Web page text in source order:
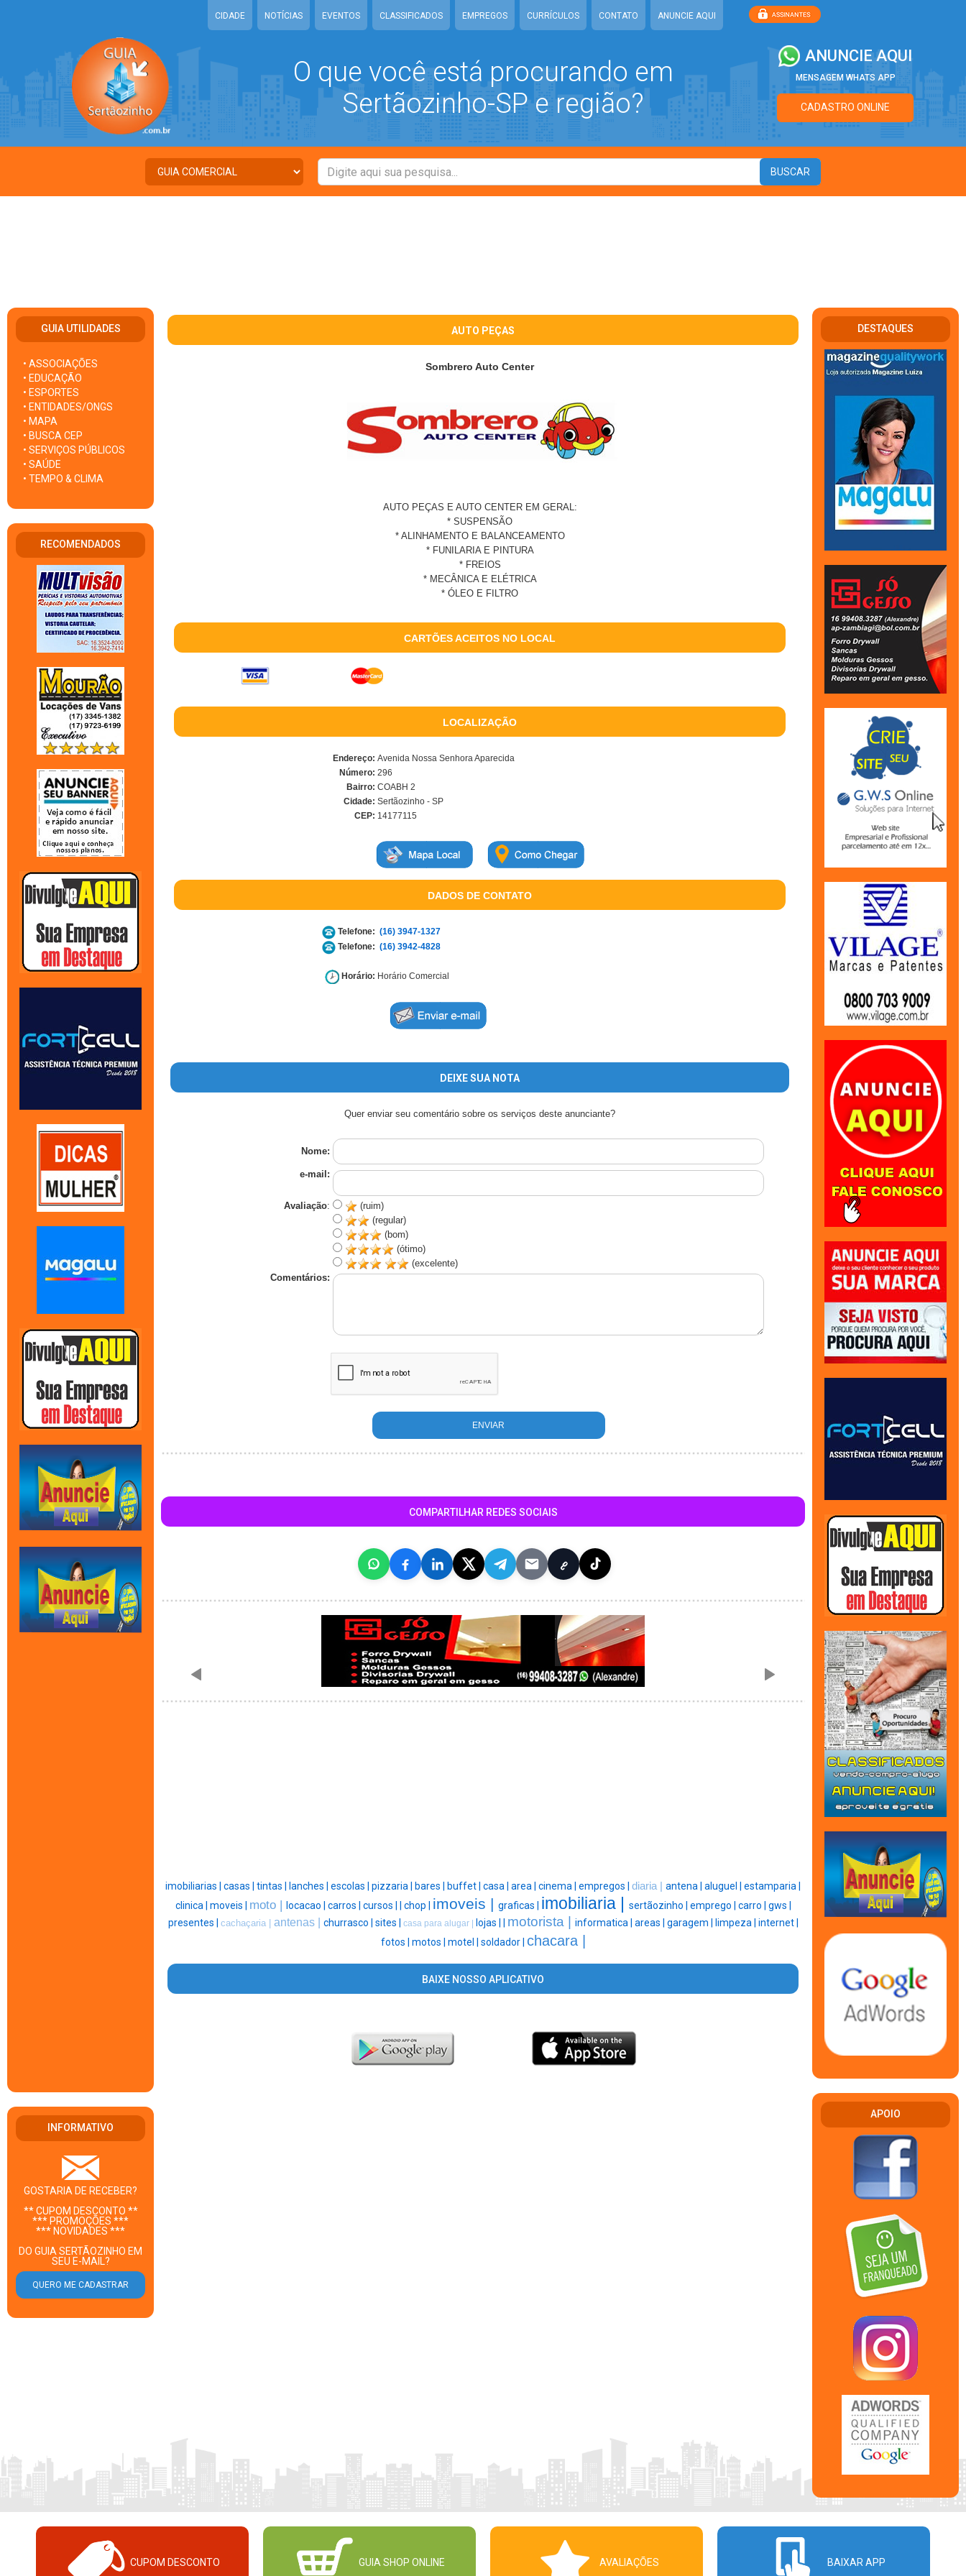
CIDADE NOTÍCIAS EVENTOS CLASSIFICADOS EMPREGOS CURRÍCULOS CONTATO ANUNCIE AQUI
O que você está procurando em
Sertãozinho-SP e região?
ANUNCIE AQUI
MENSAGEM WHATS APP
CADASTRO ONLINE
GUIA UTILIDADES
• ASSOCIAÇÕES
• EDUCAÇÃO
• ESPORTES
• ENTIDADES/ONGS
• MAPA
• BUSCA CEP
• SERVIÇOS PÚBLICOS
• SAÚDE
• TEMPO & CLIMA
RECOMENDADOS
INFORMATIVO
GOSTARIA DE RECEBER?
** CUPOM DESCONTO **
*** PROMOÇÕES ***
*** NOVIDADES ***
DO GUIA SERTÃOZINHO EM
SEU E-MAIL?
AUTO PEÇAS
Sombrero Auto Center
AUTO PEÇAS E AUTO CENTER EM GERAL:
* SUSPENSÃO
* ALINHAMENTO E BALANCEAMENTO
* FUNILARIA E PINTURA
* FREIOS
* MECÂNICA E ELÉTRICA
* ÓLEO E FILTRO
CARTÕES ACEITOS NO LOCAL
LOCALIZAÇÃO
Endereço: Avenida Nossa Senhora Aparecida
Número: 296
Bairro: COABH 2
Cidade: Sertãozinho - SP
CEP: 14177115
DADOS DE CONTATO
Telefone: (16) 3947-1327
Telefone: (16) 3942-4828
Horário: Horário Comercial
DEIXE SUA NOTA
Quer enviar seu comentário sobre os serviços deste anunciante?
Nome:
e-mail:
Avaliação:
(ruim)
(regular)
(bom)
(ótimo)
(excelente)
Comentários:
COMPARTILHAR REDES SOCIAIS
imobiliarias | casas | tintas | lanches | escolas | pizzaria | bares | buffet | casa | area | cinema | empregos | diaria | antena | aluguel | estamparia |
clinica | moveis | moto | locacao | carros | cursos | chop | imoveis | graficas | imobiliaria | sertãozinho | emprego | carro | gws |
presentes | cachaçaria | antenas | churrasco | sites | casa para alugar | lojas | motorista | informatica | areas | garagem | limpeza | internet |
fotos | motos | motel | soldador | chacara |
BAIXE NOSSO APLICATIVO
DESTAQUES
APOIO
CUPOM DESCONTO GUIA SHOP ONLINE AVALIAÇÕES BAIXAR APP